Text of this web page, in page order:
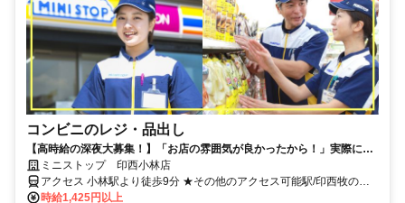
コンビニのレジ・品出し
【高時給の深夜大募集！】「お店の雰囲気が良かったから！」実際にお
店を利用したことのある方からもご応募頂いています♪週2日～＆土日祝
のみの勤務もOK☆
ミニストップ 印西小林店
アクセス 小林駅より徒歩9分 ★その他のアクセス可能駅/印西牧の原
駅、安食駅、印旛日本医大駅、木下駅 ★国道356号線沿い、小林北小
時給1,425円以上